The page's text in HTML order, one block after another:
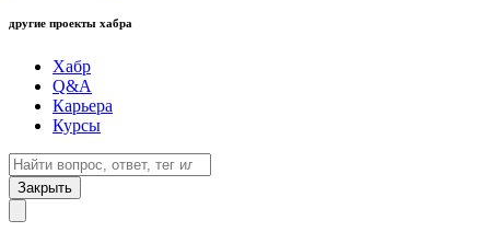
другие проекты хабра
Хабр
Q&A
Карьера
Курсы
Закрыть